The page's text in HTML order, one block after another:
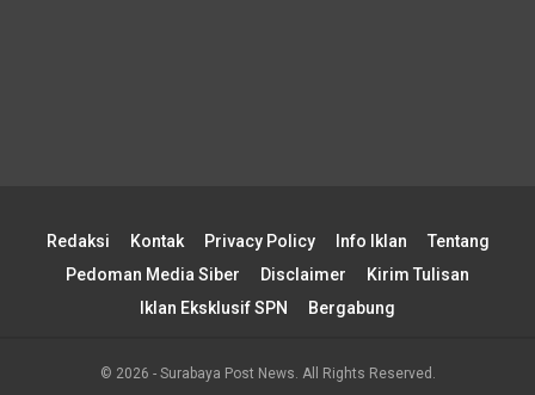
Redaksi Kontak Privacy Policy Info Iklan
Tentang
Pedoman Media Siber
Disclaimer
Kirim Tulisan
Iklan Eksklusif SPN
Bergabung
© 2026 - Surabaya Post News. All Rights Reserved.